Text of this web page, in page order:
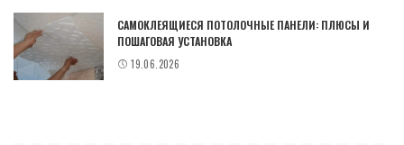
САМОКЛЕЯЩИЕСЯ ПОТОЛОЧНЫЕ ПАНЕЛИ: ПЛЮСЫ И
ПОШАГОВАЯ УСТАНОВКА
19.06.2026